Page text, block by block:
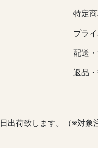
特定
プラ
配送
返品
出荷致します。（※対象